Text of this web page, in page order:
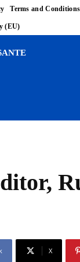
Terms and Conditions
(EU)
X